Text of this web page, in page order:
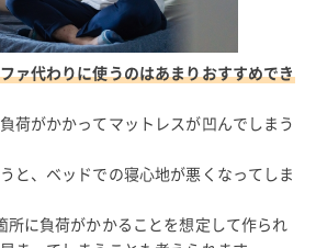
ァ代わりに使うのはあまりおすすめでき
荷がかかってマットレスが凹んでしまう
と、ベッドでの寝心地が悪くなってしま
所に負荷がかかることを想定して作られ